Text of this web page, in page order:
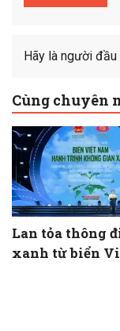
Hãy là người
Cùng chuyên
Lan tỏa thông
xanh từ biển